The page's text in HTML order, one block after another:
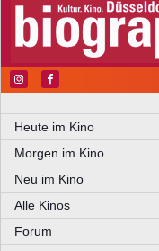
Heute im Kino
Morgen im Kino
Neu im Kino
Alle Kinos
Forum